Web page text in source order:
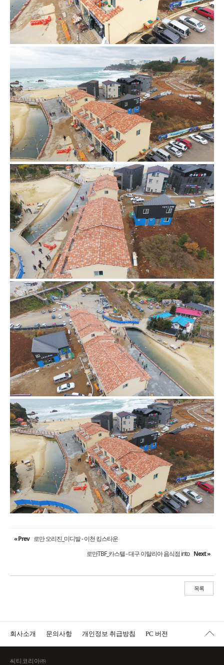
« Prev 로만 오리진_미디발 - 이천 킹스타운
로만TBF_카스텔 - 대구 이탈리아 음식점 into Next »
목록
회사소개 문의사항 개인정보 취급방침 PC 버전
씨티코리아㈜